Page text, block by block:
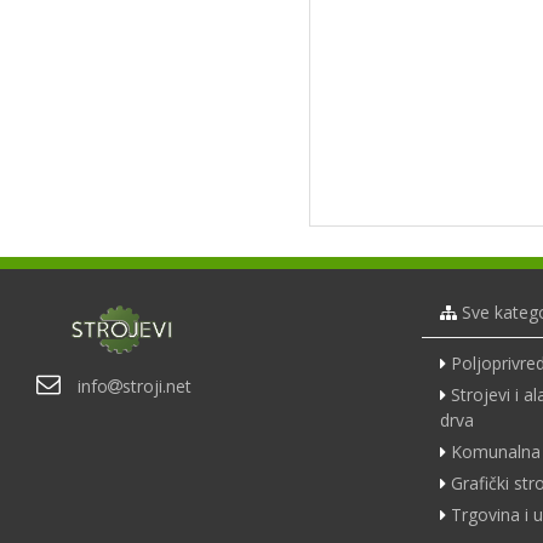
info stroji.net
Sve
Strojevi i
drva
Grafički
Trgovina i